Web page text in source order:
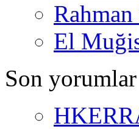
El
Son yorumlar